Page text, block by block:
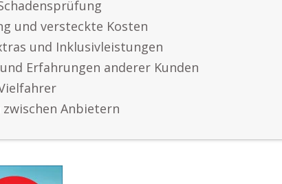
und versteckte Kosten
und Inklusivleistungen
Erfahrungen anderer Kunden
Anbietern